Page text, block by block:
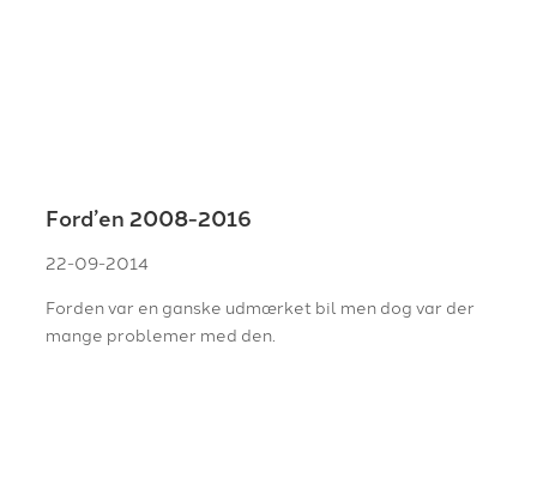
Ford’en 2008-2016
22-09-2014
Forden var en ganske udmærket bil men dog var der
mange problemer med den.